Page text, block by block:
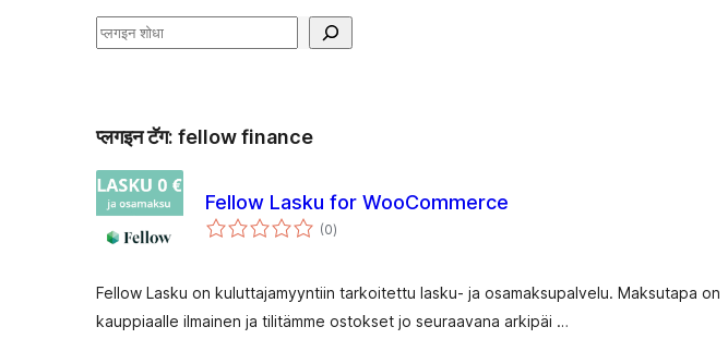
शोधा
प्लगइन टॅग: fellow finance
Fellow Lasku for WooCommerce
(0एकूण
मूल्यांकन
)
Fellow Lasku on kuluttajamyyntiin tarkoitettu lasku- ja osamaksupalvelu. Maksutapa on
kauppiaalle ilmainen ja tilitämme ostokset jo seuraavana arkipäi …